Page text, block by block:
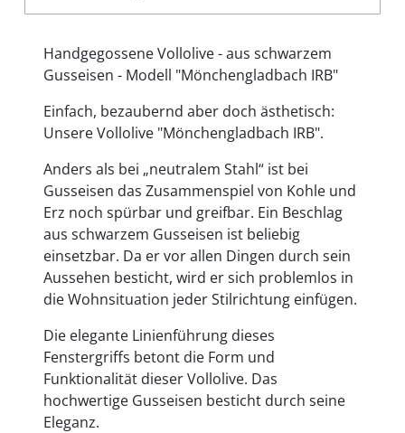
Handgegossene Vollolive - aus schwarzem
Gusseisen - Modell "Mönchengladbach IRB"
Einfach, bezaubernd aber doch ästhetisch:
Unsere Vollolive "Mönchengladbach IRB".
Anders als bei „neutralem Stahl“ ist bei
Gusseisen das Zusammenspiel von Kohle und
Erz noch spürbar und greifbar. Ein Beschlag
aus schwarzem Gusseisen ist beliebig
einsetzbar. Da er vor allen Dingen durch sein
Aussehen besticht, wird er sich problemlos in
die Wohnsituation jeder Stilrichtung einfügen.
Die elegante Linienführung dieses
Fenstergriffs betont die Form und
Funktionalität dieser Vollolive. Das
hochwertige Gusseisen besticht durch seine
Eleganz.